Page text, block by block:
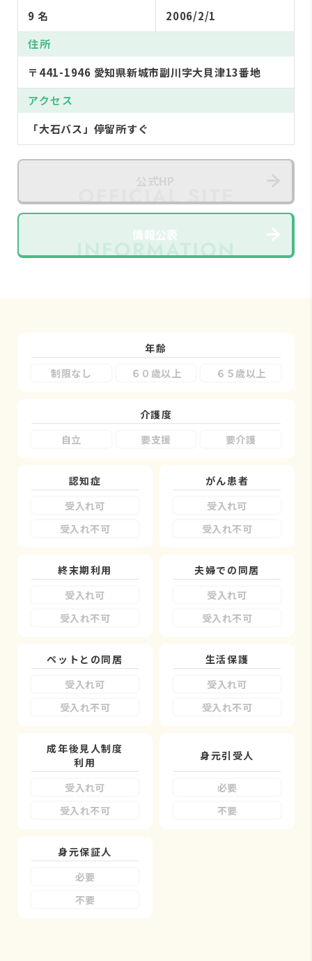
9 名
2006/2/1
住所
〒441-1946 愛知県新城市副川字大貝津13番地
アクセス
「大石バス」停留所すぐ
情報公表
年齢
制限なし
６０歳以上 ６５歳以上
介護度
自立
要支援 要介護
認知症
受入れ可
受入れ不可
がん患者
受入れ可
受入れ不可
終末期利用
受入れ可
受入れ不可
夫婦での同居
受入れ可
受入れ不可
ペットとの同居
受入れ可
受入れ不可
生活保護
受入れ可
受入れ不可
成年後見人制度
利用
受入れ可
受入れ不可
身元引受人
必要
不要
身元保証人
必要
不要